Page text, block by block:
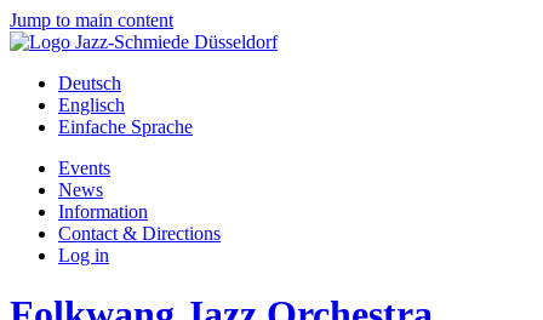
Jump to main content
Deutsch
Englisch
Einfache Sprache
Events
News
Information
Contact & Directions
Log in